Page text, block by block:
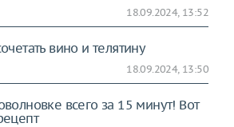
18.09.2024, 13:52
вино и телятину
18.09.2024, 13:50
всего за 15 минут! Вот